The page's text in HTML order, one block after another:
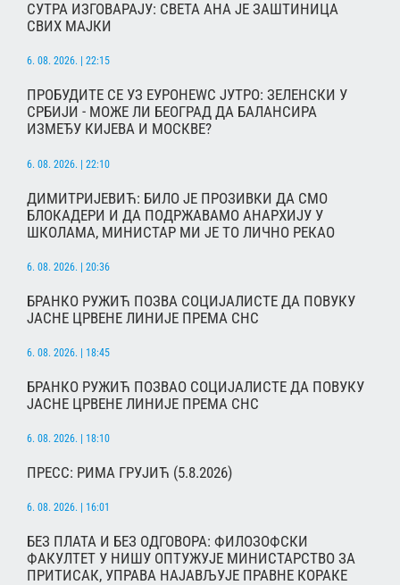
СУТРА ИЗГОВАРАЈУ: СВЕТА АНА ЈЕ ЗАШТИНИЦА
СВИХ МАЈКИ
6. 08. 2026. | 22:15
ПРОБУДИТЕ СЕ УЗ ЕУРОНЕWС ЈУТРО: ЗЕЛЕНСКИ У
СРБИЈИ - МОЖЕ ЛИ БЕОГРАД ДА БАЛАНСИРА
ИЗМЕЂУ КИЈЕВА И МОСКВЕ?
6. 08. 2026. | 22:10
ДИМИТРИЈЕВИЋ: БИЛО ЈЕ ПРОЗИВКИ ДА СМО
БЛОКАДЕРИ И ДА ПОДРЖАВАМО АНАРХИЈУ У
ШКОЛАМА, МИНИСТАР МИ ЈЕ ТО ЛИЧНО РЕКАО
6. 08. 2026. | 20:36
БРАНКО РУЖИЋ ПОЗВА СОЦИЈАЛИСТЕ ДА ПОВУКУ
ЈАСНЕ ЦРВЕНЕ ЛИНИЈЕ ПРЕМА СНС
6. 08. 2026. | 18:45
БРАНКО РУЖИЋ ПОЗВАО СОЦИЈАЛИСТЕ ДА ПОВУКУ
ЈАСНЕ ЦРВЕНЕ ЛИНИЈЕ ПРЕМА СНС
6. 08. 2026. | 18:10
ПРЕСС: РИМА ГРУЈИЋ (5.8.2026)
6. 08. 2026. | 16:01
БЕЗ ПЛАТА И БЕЗ ОДГОВОРА: ФИЛОЗОФСКИ
ФАКУЛТЕТ У НИШУ ОПТУЖУЈЕ МИНИСТАРСТВО ЗА
ПРИТИСАК, УПРАВА НАЈАВЉУЈЕ ПРАВНЕ КОРАКЕ